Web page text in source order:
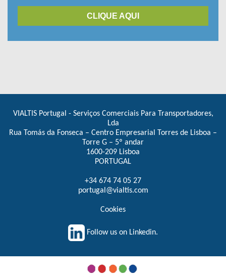
CLIQUE AQUI
VIALTIS Portugal - Serviços Comerciais Para Transportadores,
Lda
Rua Tomás da Fonseca – Centro Empresarial Torres de Lisboa –
Torre G – 5º andar
1600-209 Lisboa
PORTUGAL
+34 674 74 05 27
portugal@vialtis.com
Cookies
Follow us on Linkedin.